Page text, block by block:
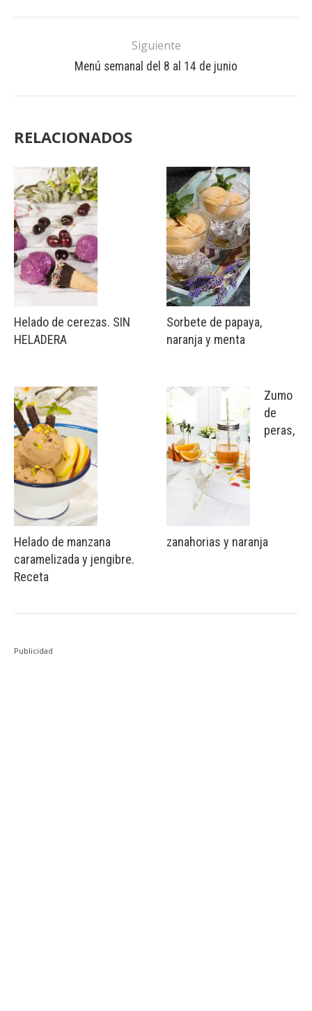
Siguiente
Menú semanal del 8 al 14 de junio
RELACIONADOS
Helado de cerezas. SIN
HELADERA
Helado de manzana
caramelizada y jengibre.
Receta
Sorbete de papaya,
naranja y menta
Zumo
de
peras,
zanahorias y naranja
Publicidad